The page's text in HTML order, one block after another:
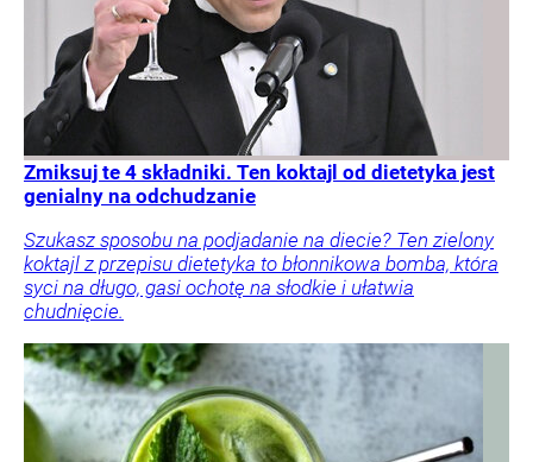
Zmiksuj te 4 składniki. Ten koktajl od dietetyka jest
genialny na odchudzanie
Szukasz sposobu na podjadanie na diecie? Ten zielony
koktajl z przepisu dietetyka to błonnikowa bomba, która
syci na długo, gasi ochotę na słodkie i ułatwia
chudnięcie.